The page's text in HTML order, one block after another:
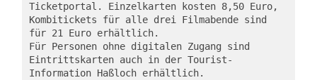
Ticketportal. Einzelkarten kosten 8,50 Euro,
Kombitickets für alle drei Filmabende sind
für 21 Euro erhältlich.
Für Personen ohne digitalen Zugang sind
Eintrittskarten auch in der Tourist-
Information Haßloch erhältlich.